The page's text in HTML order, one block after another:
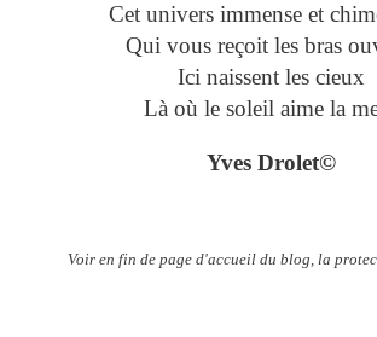
Cet univers immense et
Qui vous reçoit les bras
Ici naissent les cieux
Là où le soleil aime la
Yves Drolet©
Voir en fin de page d'accueil du blog, la